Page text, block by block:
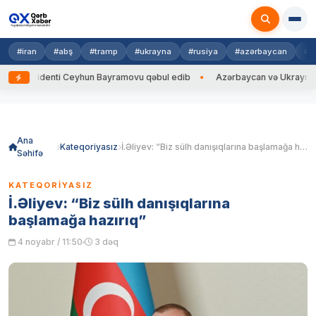
#iran #abş #tramp #ukrayna #rusiya #azərbaycan
Ceyhun Bayramovu qəbul edib Azərbaycan və Ukrayna XİN
Ana
Səhifə
Kateqoriyasız İ.Əliyev: “Biz sülh danışıqlarına başlamağa hazırıq”
KATEQORIYASIZ
İ.Əliyev: “Biz sülh danışıqlarına
başlamağa hazırıq”
4 noyabr / 11:50 3 dəq